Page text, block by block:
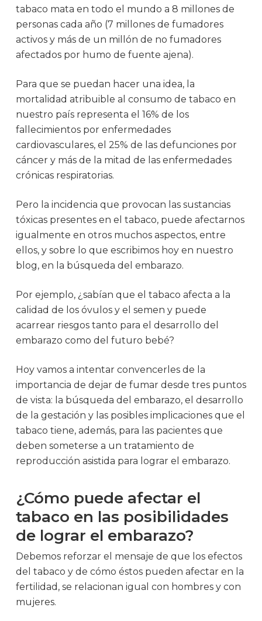
tabaco mata en todo el mundo a 8 millones de
personas cada año (7 millones de fumadores
activos y más de un millón de no fumadores
afectados por humo de fuente ajena).
Para que se puedan hacer una idea, la
mortalidad atribuible al consumo de tabaco en
nuestro país representa el 16% de los
fallecimientos por enfermedades
cardiovasculares, el 25% de las defunciones por
cáncer y más de la mitad de las enfermedades
crónicas respiratorias.
Pero la incidencia que provocan las sustancias
tóxicas presentes en el tabaco, puede afectarnos
igualmente en otros muchos aspectos, entre
ellos, y sobre lo que escribimos hoy en nuestro
blog, en la búsqueda del embarazo.
Por ejemplo, ¿sabían que el tabaco afecta a la
calidad de los óvulos y el semen y puede
acarrear riesgos tanto para el desarrollo del
embarazo como del futuro bebé?
Hoy vamos a intentar convencerles de la
importancia de dejar de fumar desde tres puntos
de vista: la búsqueda del embarazo, el desarrollo
de la gestación y las posibles implicaciones que el
tabaco tiene, además, para las pacientes que
deben someterse a un tratamiento de
reproducción asistida para lograr el embarazo.
¿Cómo puede afectar el
tabaco en las posibilidades
de lograr el embarazo?
Debemos reforzar el mensaje de que los efectos
del tabaco y de cómo éstos pueden afectar en la
fertilidad, se relacionan igual con hombres y con
mujeres.